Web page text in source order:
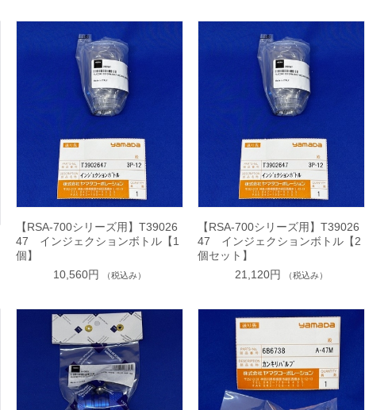
【RSA-700シリーズ用】T39026
47 インジェクションボトル【1
個】
10,560円
（税込み）
【RSA-700シリーズ用】T39026
47 インジェクションボトル【2
個セット】
21,120円
（税込み）